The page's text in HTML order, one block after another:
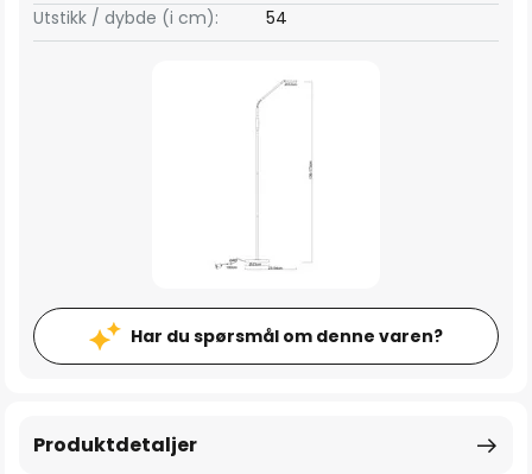
Utstikk / dybde (i cm):
54
Har du spørsmål om denne varen?
Produktdetaljer